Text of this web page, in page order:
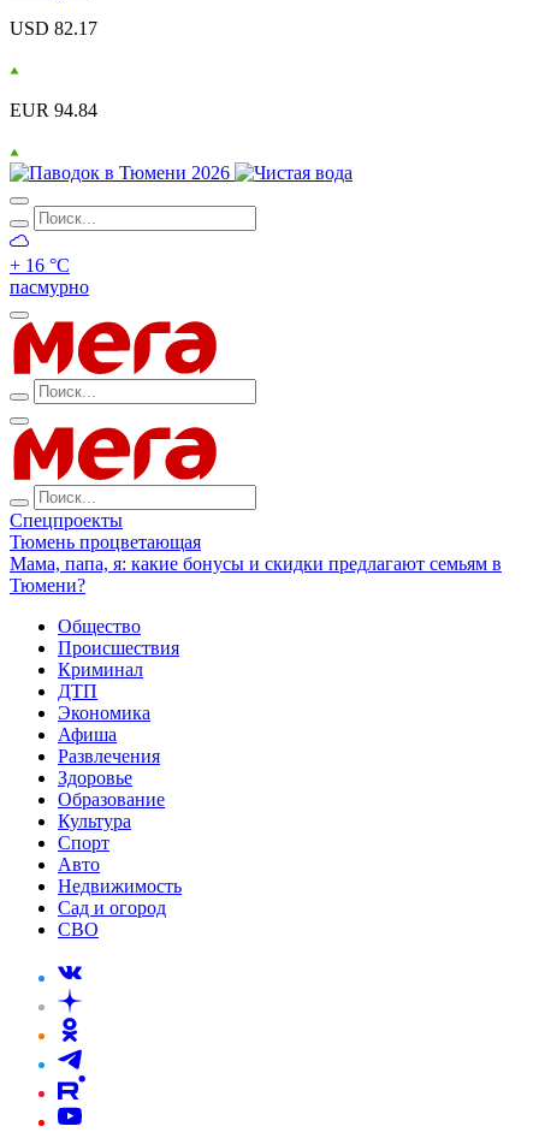
USD 82.17
EUR 94.84
+ 16 °С
пасмурно
Спецпроекты
Тюмень процветающая
Мама, папа, я: какие бонусы и скидки предлагают семьям в
Тюмени?
Общество
Происшествия
Криминал
ДТП
Экономика
Афиша
Развлечения
Здоровье
Образование
Культура
Спорт
Авто
Недвижимость
Сад и огород
СВО